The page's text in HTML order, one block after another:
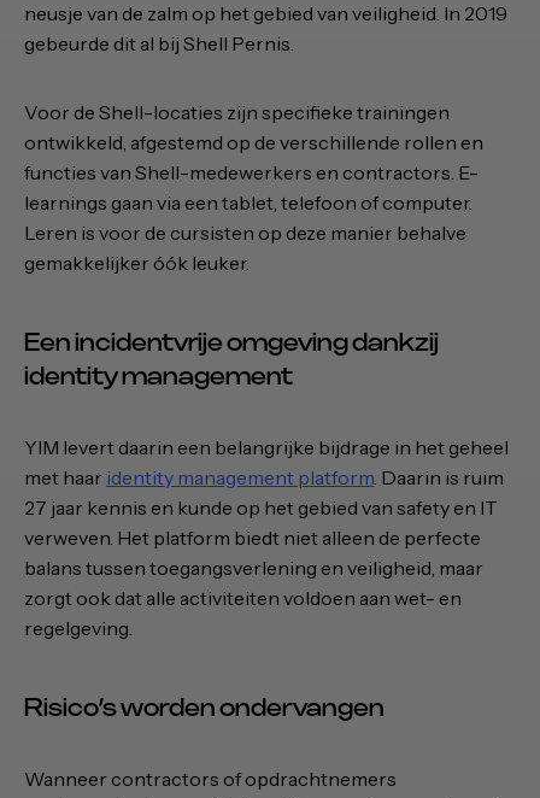
neusje van de zalm op het gebied van veiligheid. In 2019
gebeurde dit al bij Shell Pernis.
Voor de Shell-locaties zijn specifieke trainingen
ontwikkeld, afgestemd op de verschillende rollen en
functies van Shell-medewerkers en contractors. E-
learnings gaan via een tablet, telefoon of computer.
Leren is voor de cursisten op deze manier behalve
gemakkelijker óók leuker.
Een incidentvrije omgeving dankzij
identity management
YIM levert daarin een belangrijke bijdrage in het geheel
met haar identity management platform. Daarin is ruim
27 jaar kennis en kunde op het gebied van safety en IT
verweven. Het platform biedt niet alleen de perfecte
balans tussen toegangsverlening en veiligheid, maar
zorgt ook dat alle activiteiten voldoen aan wet- en
regelgeving.
Risico’s worden ondervangen
Wanneer contractors of opdrachtnemers